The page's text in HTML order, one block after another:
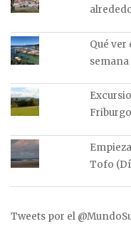
Qué
Friburgo
Tofo
Tweets por el